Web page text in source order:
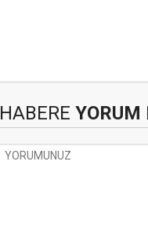
HABERE YORUM